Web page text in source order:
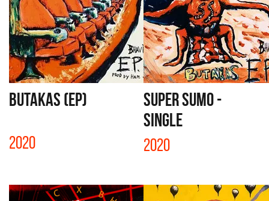
BUTAKAS (EP)
2020
SUPER SUMO -
SINGLE
2020